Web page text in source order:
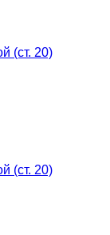
(ст. 20)
(ст. 20)